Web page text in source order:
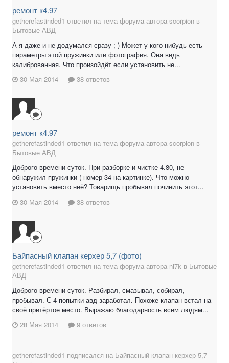
ремонт к4.97
getherefastinded1 ответил на тема форума автора scorpion в
Бытовые АВД
А я даже и не додумался сразу ;-) Может у кого нибудь есть
параметры этой пружинки или фотография. Она ведь
калиброванная. Что произойдёт если установить не...
30 Мая 2014
38 ответов
ремонт к4.97
getherefastinded1 ответил на тема форума автора scorpion в
Бытовые АВД
Доброго времени суток. При разборке и чистке 4.80, не
обнаружил пружинки ( номер 34 на картинке). Что можно
установить вместо неё? Товарищь пробывал починить этот...
30 Мая 2014
38 ответов
Байпасный клапан керхер 5,7 (фото)
getherefastinded1 ответил на тема форума автора ni7k в Бытовые
АВД
Доброго времени суток. Разбирал, смазывал, собирал,
пробывал. С 4 попытки авд заработал. Похоже клапан встал на
своё притёртое место. Выражаю благодарность всем людям...
28 Мая 2014
9 ответов
getherefastinded1 подписался на Байпасный клапан керхер 5,7